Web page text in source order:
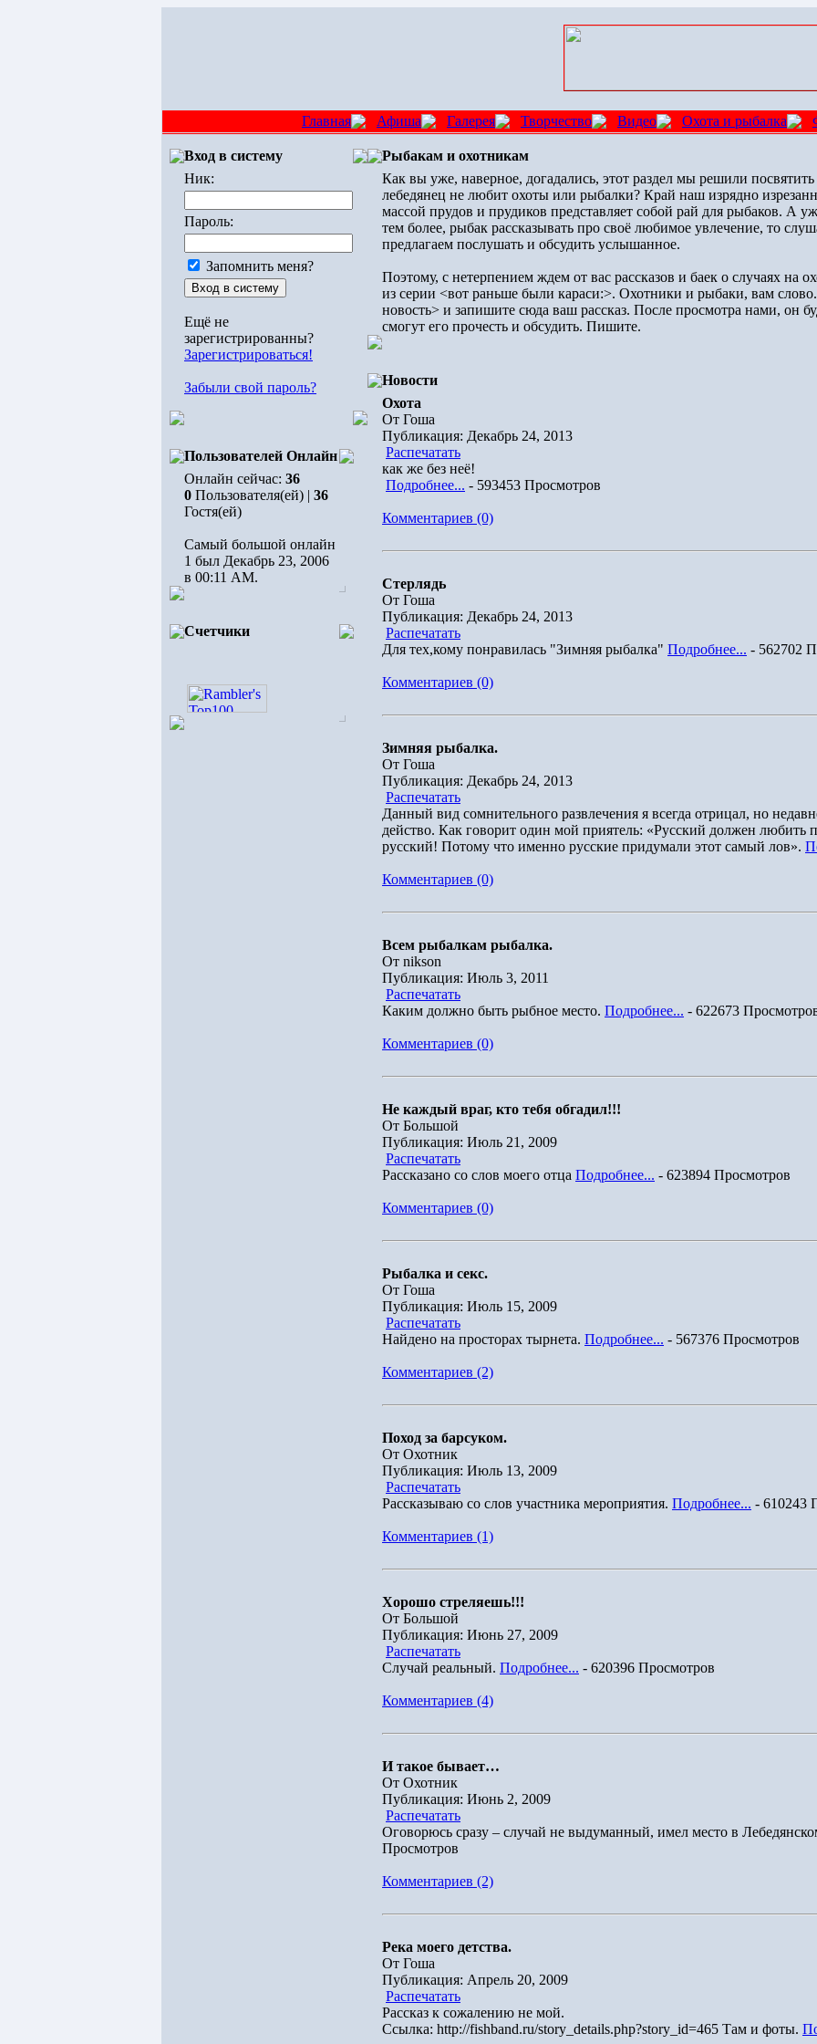
Главная Афиша Галерея Творчество Видео Охота и рыбалка
Вход в систему
Ник:
Пароль:
Запомнить меня?
Ещё не
зарегистрированны?
Зарегистрироваться!
Забыли свой пароль?
Пользователей Онлайн
Онлайн сейчас: 36
0 Пользователя(ей) | 36
Гостя(ей)
Самый большой онлайн
1 был Декабрь 23, 2006
в 00:11 AM.
Счетчики
Рыбакам и охотникам
Как вы уже, наверное, догадались, этот раздел мы решили
лебедянец не любит охоты или рыбалки? Край наш изрядно
массой прудов и прудиков представляет собой рай для рыбаков. А
тем более, рыбак рассказывать про своё любимое увлечение, то
предлагаем послушать и обсудить услышанное.
Поэтому, с нетерпением ждем от вас рассказов и баек о случаях на
из серии <вот раньше были караси:>. Охотники и рыбаки, вам
новость> и запишите сюда ваш рассказ. После просмотра нами, он
смогут его прочесть и обсудить. Пишите.
Новости
Охота
От Гоша
Публикация: Декабрь 24, 2013
Распечатать
как же без неё!
Подробнее... - 593453 Просмотров
Комментариев (0)
Стерлядь
От Гоша
Публикация: Декабрь 24, 2013
Распечатать
Для тех,кому понравилась "Зимняя рыбалка" Подробнее... - 562702
Комментариев (0)
Зимняя рыбалка.
От Гоша
Публикация: Декабрь 24, 2013
Распечатать
Данный вид сомнительного развлечения я всегда отрицал, но
действо. Как говорит один мой приятель: «Русский должен любить
русский! Потому что именно русские придумали этот самый лов».
Комментариев (0)
Всем рыбалкам рыбалка.
От nikson
Публикация: Июль 3, 2011
Распечатать
Каким должно быть рыбное место. Подробнее... - 622673
Комментариев (0)
Не каждый враг, кто тебя обгадил!!!
От Большой
Публикация: Июль 21, 2009
Распечатать
Рассказано со слов моего отца Подробнее... - 623894 Просмотров
Комментариев (0)
Рыбалка и секс.
От Гоша
Публикация: Июль 15, 2009
Распечатать
Найдено на просторах тырнета. Подробнее... - 567376 Просмотров
Комментариев (2)
Поход за барсуком.
От Охотник
Публикация: Июль 13, 2009
Распечатать
Рассказываю со слов участника мероприятия. Подробнее... - 610243
Комментариев (1)
Хорошо стреляешь!!!
От Большой
Публикация: Июнь 27, 2009
Распечатать
Случай реальный. Подробнее... - 620396 Просмотров
Комментариев (4)
И такое бывает…
От Охотник
Публикация: Июнь 2, 2009
Распечатать
Оговорюсь сразу – случай не выдуманный, имел место в
Просмотров
Комментариев (2)
Река моего детства.
От Гоша
Публикация: Апрель 20, 2009
Распечатать
Рассказ к сожалению не мой.
Ссылка: http://fishband.ru/story_details.php?story_id=465 Там и фоты.